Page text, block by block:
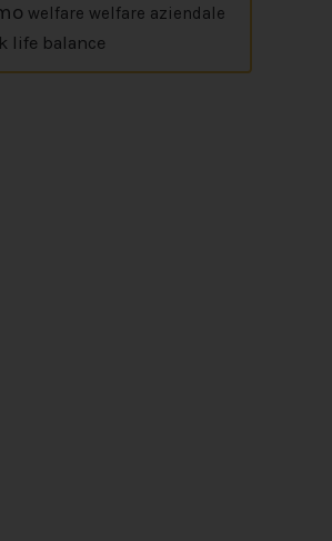
welfare welfare aziendale
life balance